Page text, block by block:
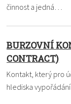
činnost a jedná…
BURZOVNÍ
CONTRACT)
Kontakt, který pro
hlediska